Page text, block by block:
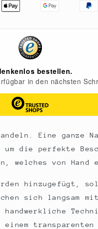
Eine ganze
um die perfekte
welches von Hand
hinzugefügt,
sich langsam mit
transparenten